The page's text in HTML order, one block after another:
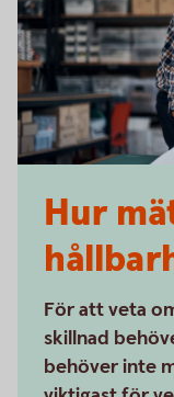
Hur
För att veta
skillnad
behöver inte